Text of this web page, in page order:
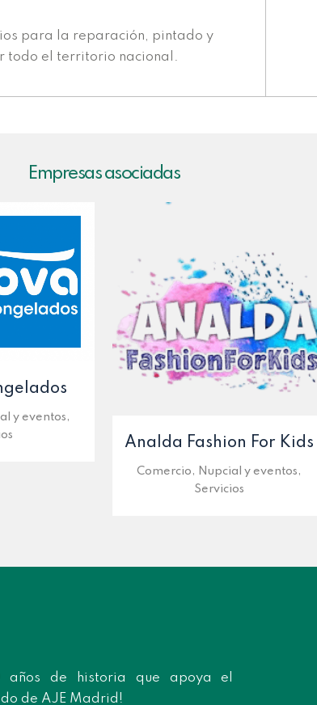
para la reparación, pintado y
todo el territorio nacional.
Empresas asociadas
y eventos,
Analda Fashion For Kids
Comercio, Nupcial y eventos,
Servicios
años de historia que apoya el
de AJE Madrid!